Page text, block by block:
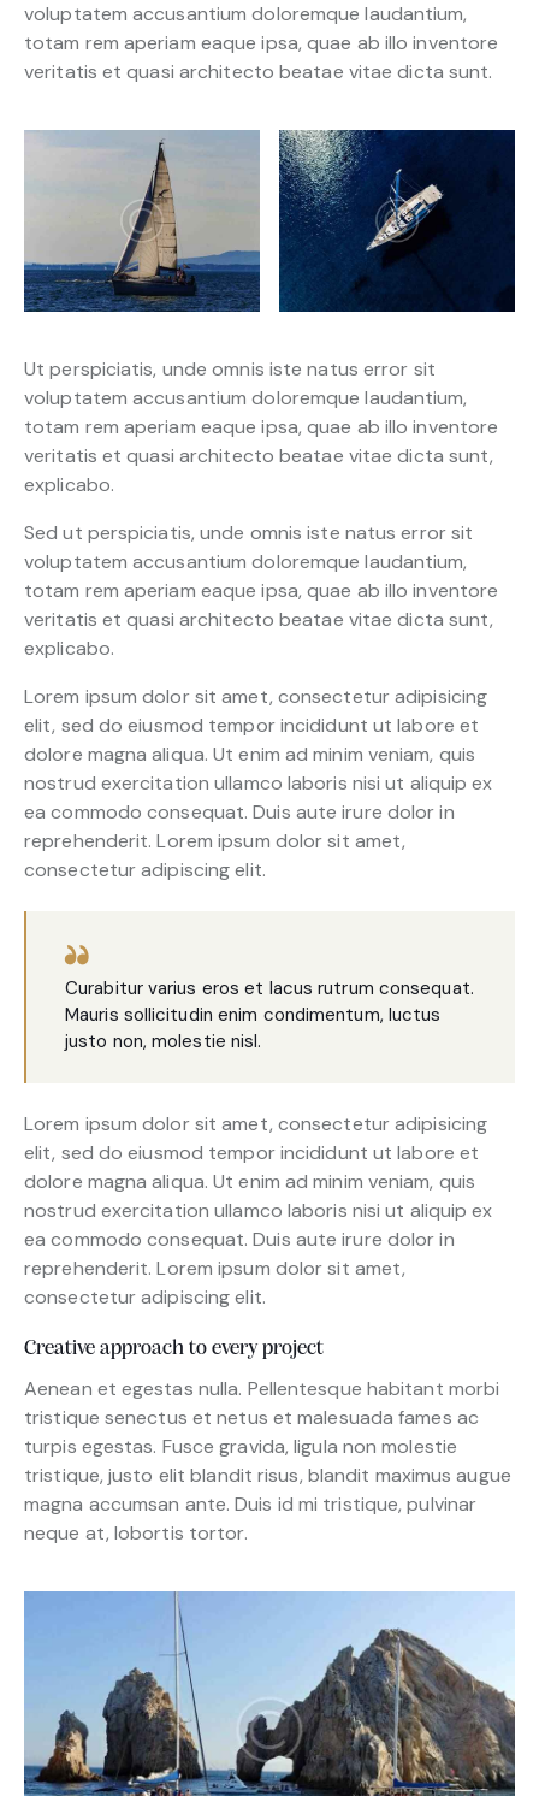
voluptatem accusantium doloremque laudantium,
totam rem aperiam eaque ipsa, quae ab illo inventore
veritatis et quasi architecto beatae vitae dicta sunt.
Ut perspiciatis, unde omnis iste natus error sit
voluptatem accusantium doloremque laudantium,
totam rem aperiam eaque ipsa, quae ab illo inventore
veritatis et quasi architecto beatae vitae dicta sunt,
explicabo.
Sed ut perspiciatis, unde omnis iste natus error sit
voluptatem accusantium doloremque laudantium,
totam rem aperiam eaque ipsa, quae ab illo inventore
veritatis et quasi architecto beatae vitae dicta sunt,
explicabo.
Lorem ipsum dolor sit amet, consectetur adipisicing
elit, sed do eiusmod tempor incididunt ut labore et
dolore magna aliqua. Ut enim ad minim veniam, quis
nostrud exercitation ullamco laboris nisi ut aliquip ex
ea commodo consequat. Duis aute irure dolor in
reprehenderit. Lorem ipsum dolor sit amet,
consectetur adipiscing elit.
Curabitur varius eros et lacus rutrum consequat.
Mauris sollicitudin enim condimentum, luctus
justo non, molestie nisl.
Lorem ipsum dolor sit amet, consectetur adipisicing
elit, sed do eiusmod tempor incididunt ut labore et
dolore magna aliqua. Ut enim ad minim veniam, quis
nostrud exercitation ullamco laboris nisi ut aliquip ex
ea commodo consequat. Duis aute irure dolor in
reprehenderit. Lorem ipsum dolor sit amet,
consectetur adipiscing elit.
Creative approach to every project
Aenean et egestas nulla. Pellentesque habitant morbi
tristique senectus et netus et malesuada fames ac
turpis egestas. Fusce gravida, ligula non molestie
tristique, justo elit blandit risus, blandit maximus augue
magna accumsan ante. Duis id mi tristique, pulvinar
neque at, lobortis tortor.